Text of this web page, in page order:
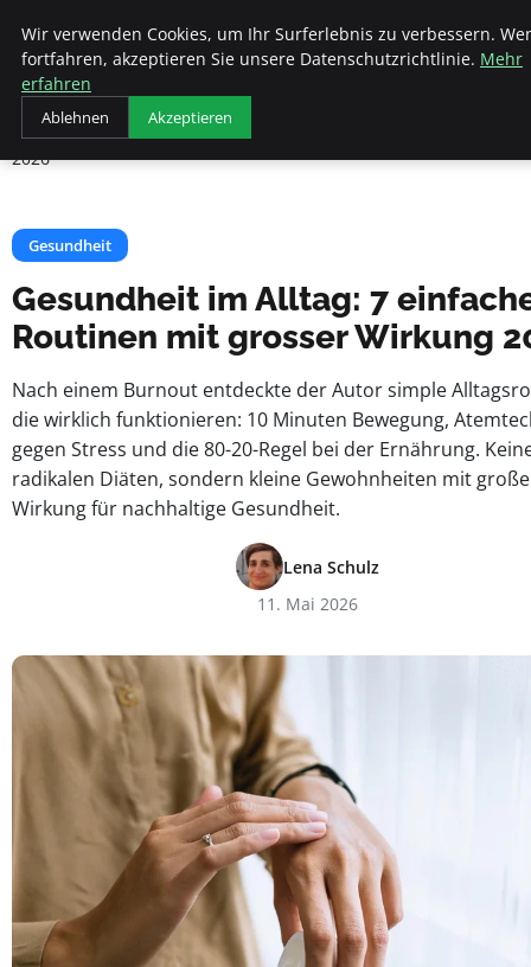
Beyond Surface
Startseite
Gesundheit
Gesundheit im Alltag: 7 einfache Routinen mit grosser Wirkung
2026
Gesundheit
Gesundheit im Alltag: 7
Routinen mit grosser Wirkung
Nach einem Burnout entdeckte der Autor simple
die wirklich funktionieren: 10 Minuten Bewegung,
gegen Stress und die 80-20-Regel bei der Ernährung.
radikalen Diäten, sondern kleine Gewohnheiten mit
Wirkung für nachhaltige Gesundheit.
Lena Schulz
11. Mai 2026
Wir verwenden Cookies, um Ihr Surferlebnis zu verbessern.
fortfahren, akzeptieren Sie unsere Datenschutzrichtlinie. Mehr
erfahren
Ablehnen Akzeptieren